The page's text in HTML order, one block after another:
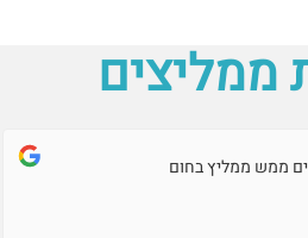
ממליצים
ממש ממליץ בחום